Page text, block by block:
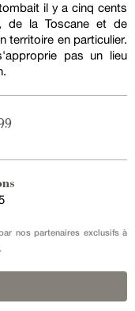
il y a cinq cents
de la Toscane et de
territoire en particulier.
pas un lieu
nos partenaires exclusifs à